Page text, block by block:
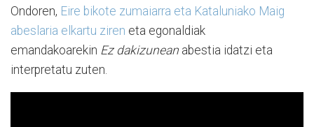
Ondoren, Eire bikote zumaiarra eta Kataluniako Maig
abeslaria elkartu ziren eta egonaldiak
emandakoarekin Ez dakizunean abestia idatzi eta
interpretatu zuten.